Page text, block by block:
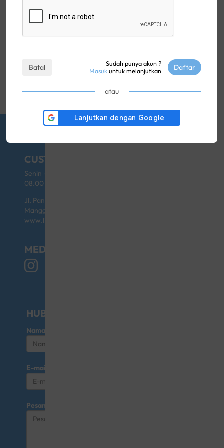
Batal
Sudah punya akun ?
Masukuntuk melanjutkan Daftar
atau
Sterilizer & Dryer
Little Giant 6 in 1 Platinum
Silicone Feeding Set
CUSTOMER SERVICE
Senin - Jumat (kecuali Hari Libur)
08.00 - 17.00
Jl. Pangeran Jayakarta No.46 Blok D/6 Sawah Besar,
Mangga Dua Selatan 10730 Indonesia
www.littlegiant.co.id
MEDIA SOSIAL
HUBUNGI KAMI UNTUK KERJASAMA
Nama
E-mail
Pesan